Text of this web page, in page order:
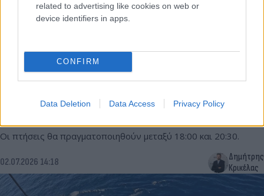
related to advertising like cookies on web or
device identifiers in apps.
CONFIRM
Data Deletion Data Access Privacy Policy
Γιατί θα πετάξουν το απόγευμα πολεμικά
Οι πτήσεις θα πραγματοποιηθούν μεταξύ 18:00 και 20:30.
02.07.2026 14:18
Δημήτρης
Κρικέλας